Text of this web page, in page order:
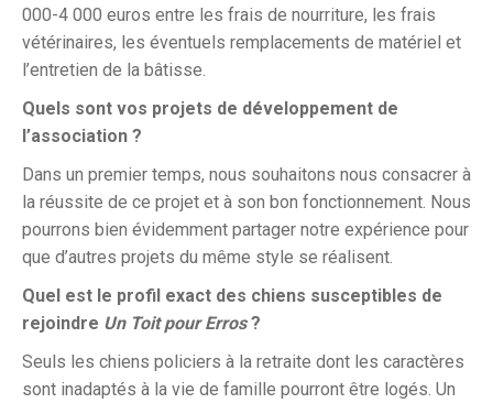
000-4 000 euros entre les frais de nourriture, les frais
vétérinaires, les éventuels remplacements de matériel et
l’entretien de la bâtisse.
Quels sont vos projets de développement de
l’association ?
Dans un premier temps, nous souhaitons nous consacrer à
la réussite de ce projet et à son bon fonctionnement. Nous
pourrons bien évidemment partager notre expérience pour
que d’autres projets du même style se réalisent.
Quel est le profil exact des chiens susceptibles de
rejoindre Un Toit pour Erros?
Seuls les chiens policiers à la retraite dont les caractères
sont inadaptés à la vie de famille pourront être logés. Un